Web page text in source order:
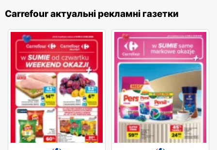
Carrefour актуальні рекламні газетки